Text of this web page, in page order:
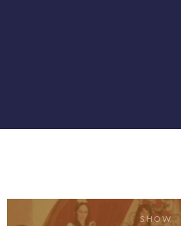
SHOW